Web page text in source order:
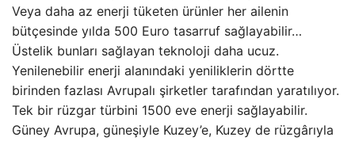
Veya daha az enerji tüketen ürünler her ailenin
bütçesinde yılda 500 Euro tasarruf sağlayabilir…
Üstelik bunları sağlayan teknoloji daha ucuz.
Yenilenebilir enerji alanındaki yeniliklerin dörtte
birinden fazlası Avrupalı ​​şirketler tarafından yaratılıyor.
Tek bir rüzgar türbini 1500 eve enerji sağlayabilir.
Güney Avrupa, güneşiyle Kuzey’e, Kuzey de rüzgârıyla